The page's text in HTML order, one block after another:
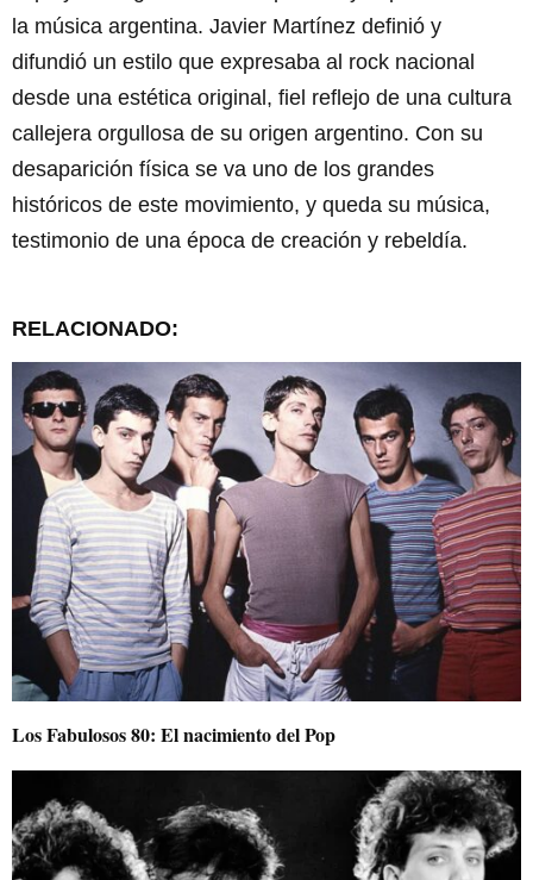
la música argentina. Javier Martínez definió y
difundió un estilo que expresaba al rock nacional
desde una estética original, fiel reflejo de una cultura
callejera orgullosa de su origen argentino. Con su
desaparición física se va uno de los grandes
históricos de este movimiento, y queda su música,
testimonio de una época de creación y rebeldía.
RELACIONADO:
Los Fabulosos 80: El nacimiento del Pop